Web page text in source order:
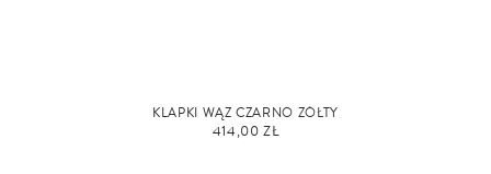
KLAPKI WĄŻ CZARNO ŻÓŁTY
414,00 ZŁ